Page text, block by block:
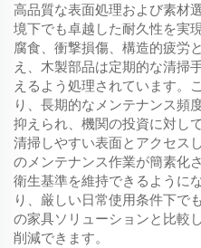
高品質な表面処理および素材
境下でも卓越した耐久性を実
腐食、衝撃損傷、構造的疲労
え、木製部品は定期的な清掃
えるよう処理されています。
り、長期的なメンテナンス頻
抑えられ、機関の投資に対し
清掃しやすい表面とアクセス
のメンテナンス作業が簡素化
衛生基準を維持できるように
り、厳しい日常使用条件下で
の家具ソリューションと比較
削減できます。